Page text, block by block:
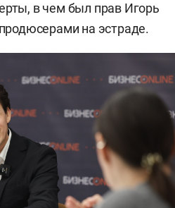
в чем был прав Игорь
на эстраде.